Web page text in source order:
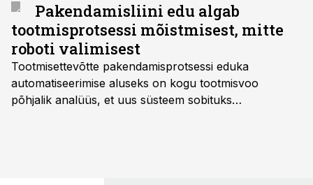
Pakendamisliini edu algab
tootmisprotsessi mõistmisest, mitte
roboti valimisest
Tootmisettevõtte pakendamisprotsessi eduka
automatiseerimise aluseks on kogu tootmisvoo
põhjalik analüüs, et uus süsteem sobituks